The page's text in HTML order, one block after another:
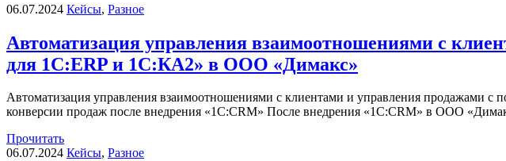
06.07.2024 Кейсы, Разное
Автоматизация управления взаимоотношениями с
для 1С:ERP и 1С:КА2» в ООО «Димакс»
Автоматизация управления взаимоотношениями с клиентами и управления
конверсии продаж после внедрения «1С:CRM» После внедрения «1С:CRM» в ООО
Прочитать
06.07.2024 Кейсы, Разное